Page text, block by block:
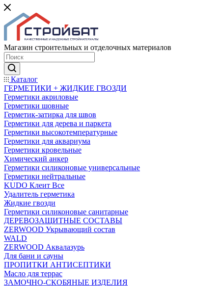
Магазин строительных и отделочных материалов
Каталог
ГЕРМЕТИКИ + ЖИДКИЕ ГВОЗДИ
Герметики акриловые
Герметики шовные
Герметик-затирка для швов
Герметики для дерева и паркета
Герметики высокотемпературные
Герметики для аквариума
Герметики кровельные
Химический анкер
Герметики силиконовые универсальные
Герметики нейтральные
KUDO Клеит Все
Удалитель герметика
Жидкие гвозди
Герметики силиконовые санитарные
ДЕРЕВОЗАЩИТНЫЕ СОСТАВЫ
ZERWOOD Укрывающий состав
WALD
ZERWOOD Аквалазурь
Для бани и сауны
ПРОПИТКИ АНТИСЕПТИКИ
Масло для террас
ЗАМОЧНО-СКОБЯНЫЕ ИЗДЕЛИЯ